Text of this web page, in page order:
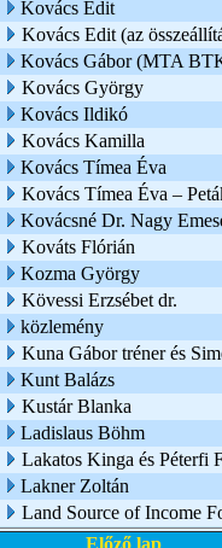
Kovács Edit
Kovács Edit (az
Kovács Gábor (MTA
Kovács György
Kovács Ildikó
Kovács Kamilla
Kovács Tímea Éva
Kovács Tímea Éva –
Kovácsné Dr. Nagy
Kováts Flórián
Kozma György
Kövessi Erzsébet dr.
közlemény
Kuna Gábor tréner és
Kunt Balázs
Kustár Blanka
Ladislaus Böhm
Lakatos Kinga és Péterfi
Lakner Zoltán
Land Source of Income
Előző lap